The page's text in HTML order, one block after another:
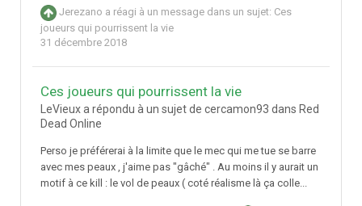
Jerezano a réagi à un message dans un sujet: Ces
joueurs qui pourrissent la vie
31 décembre 2018
Ces joueurs qui pourrissent la vie
LeVieux a répondu à un sujet de cercamon93 dans Red
Dead Online
Perso je préférerai à la limite que le mec qui me tue se barre
avec mes peaux , j'aime pas "gâché" . Au moins il y aurait un
motif à ce kill : le vol de peaux ( coté réalisme là ça colle...